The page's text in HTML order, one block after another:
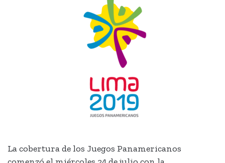
La cobertura de los Juegos Panamericanos